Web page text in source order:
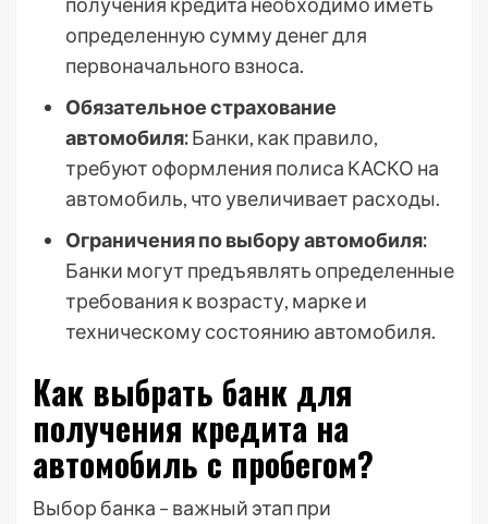
определенную сумму денег для
первоначального взноса.
Обязательное страхование
автомобиля:Банки, как правило,
требуют оформления полиса КАСКО на
автомобиль, что увеличивает расходы.
Ограничения по выбору автомобиля:
Банки могут предъявлять определенные
требования к возрасту, марке и
техническому состоянию автомобиля.
Как выбрать банк для
получения кредита на
автомобиль с пробегом?
Выбор банка – важный этап при